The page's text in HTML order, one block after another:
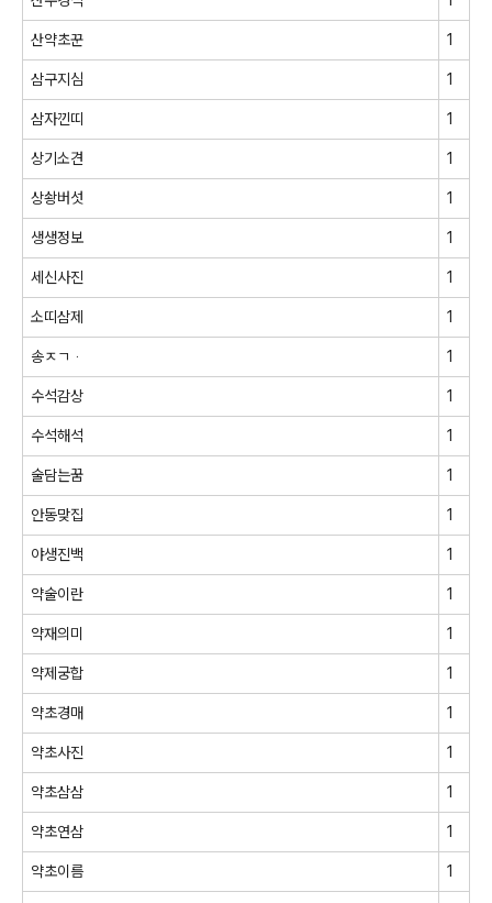
산약초꾼 1
삼구지심 1
삼자낀띠 1
상기소견 1
상솽버섯 1
생생정보 1
세신사진 1
소띠삼제 1
송ㅈㄱᆞ 1
수석감상 1
수석해석 1
술담는꿈 1
안동맞집 1
야생진백 1
약술이란 1
약재의미 1
약제궁합 1
약초경매 1
약초사진 1
약초삼삼 1
약초연삼 1
약초이름 1